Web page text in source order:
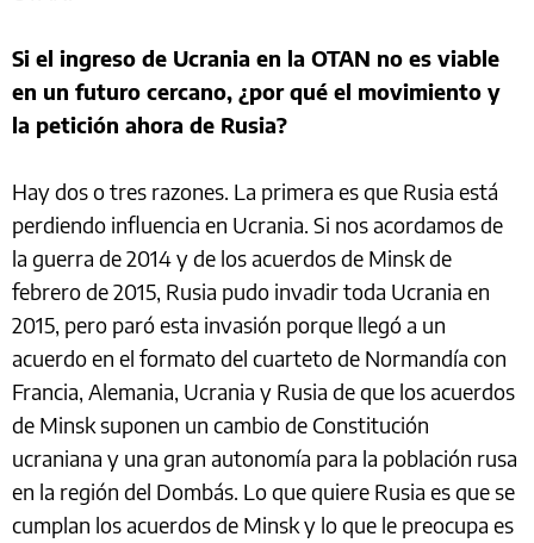
Si el ingreso de Ucrania en la OTAN no es viable
en un futuro cercano, ¿por qué el movimiento y
la petición ahora de Rusia?
Hay dos o tres razones. La primera es que Rusia está
perdiendo influencia en Ucrania. Si nos acordamos de
la guerra de 2014 y de los acuerdos de Minsk de
febrero de 2015, Rusia pudo invadir toda Ucrania en
2015, pero paró esta invasión porque llegó a un
acuerdo en el formato del cuarteto de Normandía con
Francia, Alemania, Ucrania y Rusia de que los acuerdos
de Minsk suponen un cambio de Constitución
ucraniana y una gran autonomía para la población rusa
en la región del Dombás. Lo que quiere Rusia es que se
cumplan los acuerdos de Minsk y lo que le preocupa es